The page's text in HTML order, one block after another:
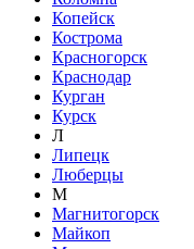
Копейск
Кострома
Красногорск
Краснодар
Курган
Курск
Л
Липецк
Люберцы
М
Магнитогорск
Майкоп